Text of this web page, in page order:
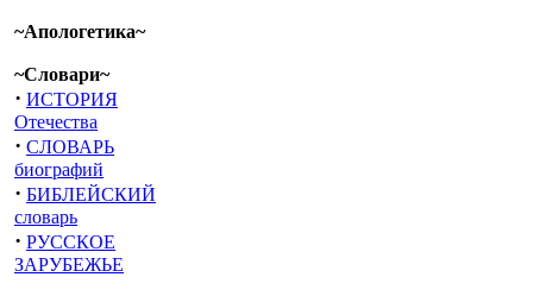
~Апологетика~
~Словари~
· ИСТОРИЯ
Отечества
· СЛОВАРЬ
биографий
· БИБЛЕЙСКИЙ
словарь
· РУССКОЕ
ЗАРУБЕЖЬЕ